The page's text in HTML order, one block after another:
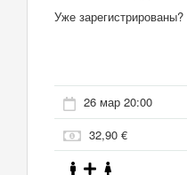
Уже зарегистрированы?
26 мар 20:00
32,90 €